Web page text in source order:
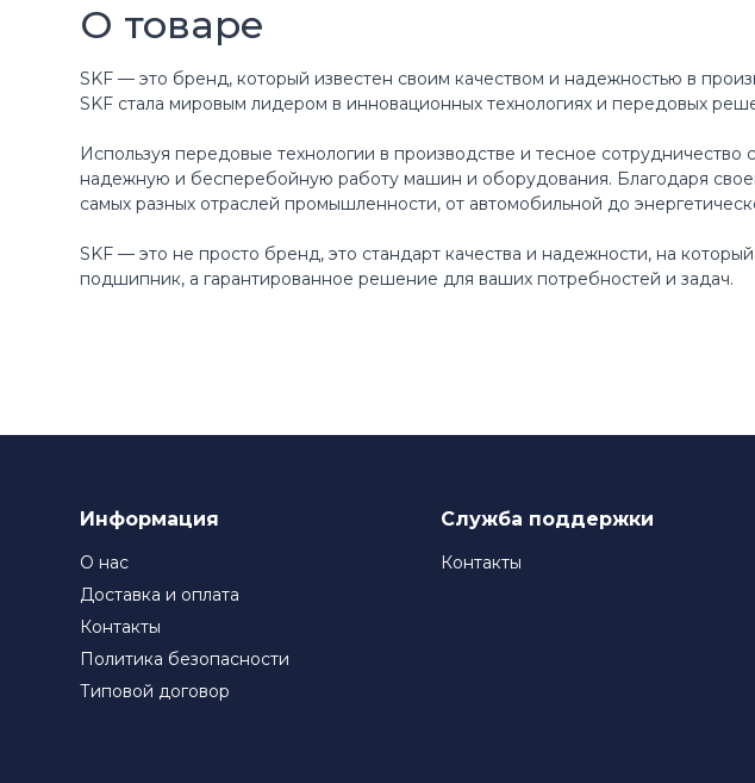
О товаре
SKF — это бренд, который известен своим качеством и надежностью в
SKF стала мировым лидером в инновационных технологиях и передовых
Используя передовые технологии в производстве и тесное
надежную и бесперебойную работу машин и оборудования. Благодаря
самых разных отраслей промышленности, от автомобильной до
SKF — это не просто бренд, это стандарт качества и надежности, на
подшипник, а гарантированное решение для ваших потребностей и задач.
Информация
О нас
Доставка и оплата
Контакты
Политика безопасности
Типовой договор
Служба поддержки
Контакты